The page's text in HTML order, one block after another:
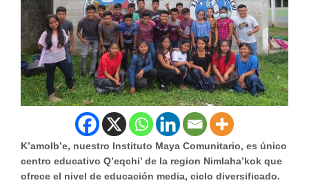
K’amolb’e, nuestro Instituto Maya Comunitario, es único
centro educativo Q’eqchi’ de la region Nimlaha’kok que
ofrece el nivel de educación media, ciclo diversificado.